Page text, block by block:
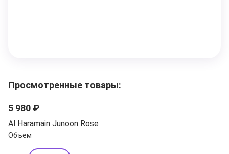
Просмотренные товары:
5 980 ₽
Al Haramain Junoon Rose
Объем